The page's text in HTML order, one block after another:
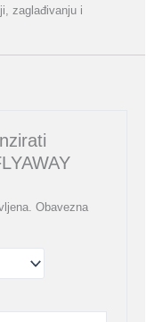
zaglađivanju i
Obavezna